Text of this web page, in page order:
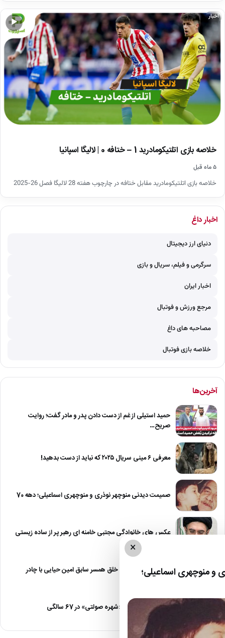
▶
اخبار
خلاصه بازی اتلتیکومادرید 1 – ختافه 0 | لالیگا اسپانیا
۵ ماه قبل
خلاصه بازی اتلتیکومادرید مقابل ختافه در چارچوب هفته 28 لالیگا فصل 26-2025
اخبار داغ
دنیای ارز دیجیتال
سرگرمی و فیلم، سریال و بازی
اخبار ایران
مرجع ورزش و فوتبال
مصاحبه های داغ
خلاصه بازی فوتبال
آخرین‌ها
حمید استیلی از غم از دست دادن پدر و مادر گفت؛ روایت
صریح…
معرفی ۶ مینی سریال ۲۰۲۵ که نباید از دست بدهید!
صمیمت دیدنی منوچهر نوذری و منوچهری اسماعیلی؛ دهه 70
عکس های خانوادگی مجتبی خامنه ای رهبر پر از ساده زیستی
عکس| نیلوفر خوش خلق همسر سابق امین حیایی با چادر
عکس| تغییر چهره «شهره صولتی» در 67 سالگی
×
منوچهری اسماعیلی؛